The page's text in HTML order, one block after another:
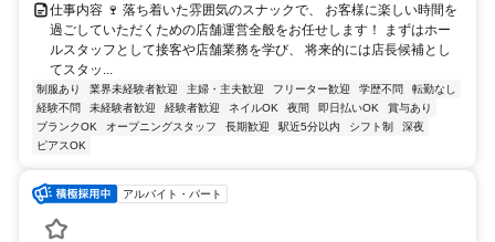
仕事内容 🍷 落ち着いた雰囲気のスナックで、 お客様に楽しい時間を
過ごしていただくための店舗運営全般をお任せします！ まずはホー
ルスタッフとして接客や店舗業務を学び、 将来的には店長候補とし
てスタッ...
制服あり 業界未経験者歓迎 主婦・主夫歓迎 フリーター歓迎 学歴不問
転勤なし
経験不問
未経験者歓迎 経験者歓迎 ネイルOK 夜間 即日払いOK
賞与あり
ブランクOK
オープニングスタッフ 長期歓迎 駅近5分以内 シフト制
深夜
ピアスOK
アルバイト・パート